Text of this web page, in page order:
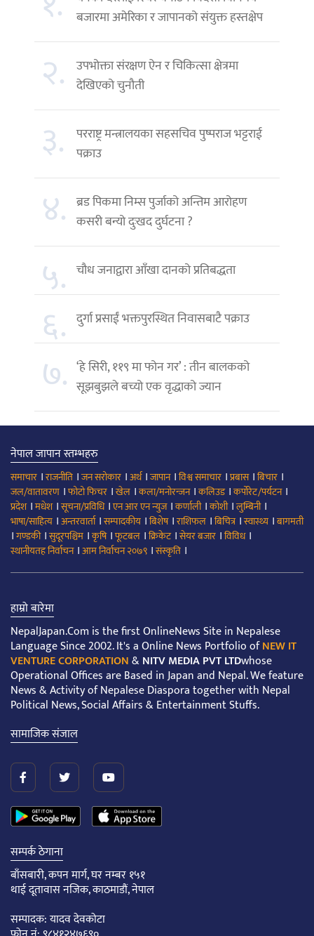
बजारमा अमेरिका र जापानको संयुक्त हस्तक्षेप
२. उपभोक्ता संरक्षण ऐन र चिकित्सा क्षेत्रमा
देखिएको चुनौती
३.
परराष्ट्र मन्त्रालयका सहसचिव पुष्पराज भट्टराई
पक्राउ
४. ब्रड पिकमा निम्स पुर्जाको अन्तिम आरोहण
कसरी बन्यो दुःखद दुर्घटना ?
५. चौध जनाद्वारा आँखा दानको प्रतिबद्धता
६. दुर्गा प्रसाईं भक्तपुरस्थित निवासबाटै पक्राउ
७. ‘हे सिरी, ११९ मा फोन गर’ : तीन बालकको
सूझबुझले बच्यो एक वृद्धाको ज्यान
नेपाल जापान स्तम्भहरु
समाचार ।राजनीति ।जन सरोकार ।अर्थ।जापान।विश्व समाचार ।प्रबास।बिचार ।
जल/वातावरण ।फोटो फिचर ।खेल ।कला/मनोरन्जन।कलिउड।कर्पोरेट/पर्यटन।
प्रदेश।मधेश।सूचना/प्रविधि।एन आर एन न्युज।कर्णाली।कोशी।लुम्बिनी।
भाषा/साहित्य ।अन्तरवार्ता।सम्पादकीय ।बिशेष।राशिफल ।बिचित्र।स्वास्थ्य ।बागमती
।गण्डकी।सुदूरपश्चिम ।कृषि।फूटबल ।क्रिकेट।सेयर बजार ।विविध।
स्थानीयतह निर्वाचन।आम निर्वाचन २०७९ ।संस्कृति ।
हाम्रो बारेमा
NepalJapan.Com is the first OnlineNews Site in Nepalese
Language Since 2002. It's a Online News Portfolio ofNEW IT
VENTURE CORPORATION&NITV MEDIA PVT LTDwhose
Operational Offices are Based in Japan and Nepal. We feature
News & Activity of Nepalese Diaspora together with Nepal
Political News, Social Affairs & Entertainment Stuffs.
सामाजिक संजाल
सम्पर्क ठेगाना
बाँसबारी, कपन मार्ग, घर नम्बर १५१
थाई दूतावास नजिक, काठमाडौं, नेपाल
सम्पादक: यादव देवकोटा